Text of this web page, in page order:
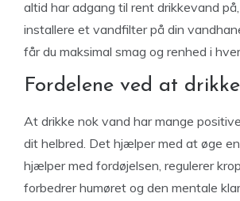
altid har adgang til rent drikkevand
installere et vandfilter på din
får du maksimal smag og renhed i
Fordelene ved at
At drikke nok vand har mange
dit helbred. Det hjælper med at øge
hjælper med fordøjelsen, regulerer
forbedrer humøret og den mentale